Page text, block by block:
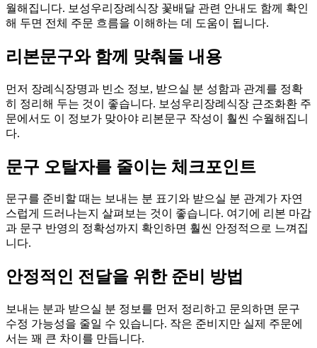
월해집니다. 보성우리장례식장 꽃배달 관련 안내도 함께 확인
해 두면 전체 주문 흐름을 이해하는 데 도움이 됩니다.
리본문구와 함께 맞춰둘 내용
먼저 장례식장명과 빈소 정보, 받으실 분 성함과 관계를 정확
히 정리해 두는 것이 좋습니다. 보성우리장례식장 근조화환 주
문에서도 이 정보가 맞아야 리본문구 작성이 훨씬 수월해집니
다.
문구 오탈자를 줄이는 체크포인트
문구를 준비할 때는 보내는 분 표기와 받으실 분 관계가 자연
스럽게 드러나는지 살펴보는 것이 좋습니다. 여기에 리본 마감
과 문구 반영의 정확성까지 확인하면 훨씬 안정적으로 느껴집
니다.
안정적인 전달을 위한 준비 방법
보내는 분과 받으실 분 정보를 먼저 정리하고 문의하면 문구
수정 가능성을 줄일 수 있습니다. 작은 준비지만 실제 주문에
서는 꽤 큰 차이를 만듭니다.